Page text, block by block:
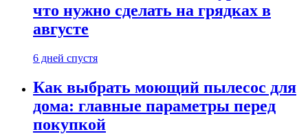
что нужно сделать на грядках в
августе
6 дней спустя
Как выбрать моющий пылесос для
дома: главные параметры перед
покупкой